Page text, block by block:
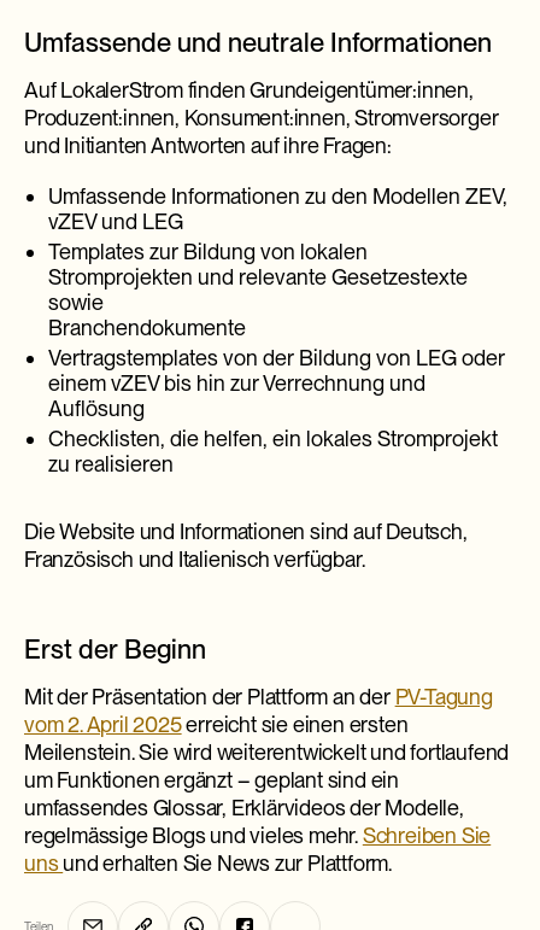
Umfassende und neutrale Informationen
Auf LokalerStrom finden Grundeigentümer:innen,
Produzent:innen, Konsument:innen, Stromversorger
und Initianten Antworten auf ihre Fragen:
Umfassende Informationen zu den Modellen ZEV,
vZEV und LEG
Templates zur Bildung von lokalen
Stromprojekten und relevante Gesetzestexte
sowie
Branchendokumente
Vertragstemplates von der Bildung von LEG oder
einem vZEV bis hin zur Verrechnung und
Auflösung
Checklisten, die helfen, ein lokales Stromprojekt
zu realisieren
Die Website und Informationen sind auf Deutsch,
Französisch und Italienisch verfügbar.
Erst der Beginn
Mit der Präsentation der Plattform an der PV-Tagung
vom 2. April 2025erreicht sie einen ersten
Meilenstein. Sie wird weiterentwickelt und fortlaufend
um Funktionen ergänzt – geplant sind ein
umfassendes Glossar, Erklärvideos der Modelle,
regelmässige Blogs und vieles mehr.Schreiben Sie
unsund erhalten Sie News zur Plattform.
Teilen